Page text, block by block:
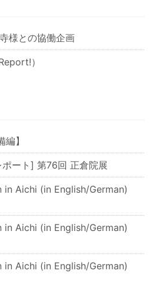
様との協働企画
）
】
ート] 第76回 正倉院展
in Aichi (in English/German)
in Aichi (in English/German)
in Aichi (in English/German)